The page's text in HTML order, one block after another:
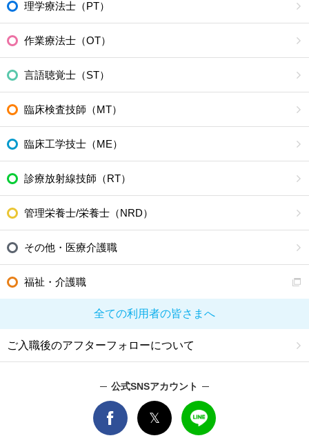
理学療法士（PT）
作業療法士（OT）
言語聴覚士（ST）
臨床検査技師（MT）
臨床工学技士（ME）
診療放射線技師（RT）
管理栄養士/栄養士（NRD）
その他・医療介護職
福祉・介護職
全ての利用者の皆さまへ
ご入職後のアフターフォローについて
公式SNSアカウント